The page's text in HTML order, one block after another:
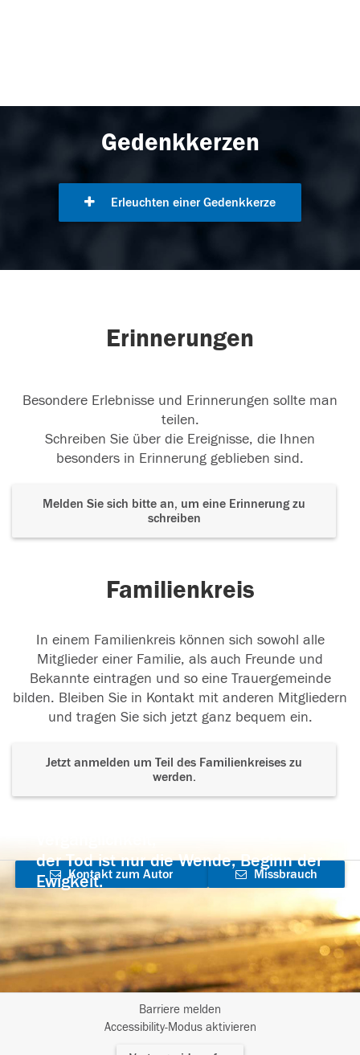
Gedenkkerzen
Erleuchten einer Gedenkkerze
Erinnerungen
Besondere Erlebnisse und Erinnerungen sollte man
teilen.
Schreiben Sie über die Ereignisse, die Ihnen
besonders in Erinnerung geblieben sind.
Melden Sie sich bitte an, um eine Erinnerung zu
schreiben
Familienkreis
In einem Familienkreis können sich sowohl alle
Mitglieder einer Familie, als auch Freunde und
Bekannte eintragen und so eine Trauergemeinde
bilden. Bleiben Sie in Kontakt mit anderen Mitgliedern
und tragen Sie sich jetzt ganz bequem ein.
Jetzt anmelden um Teil des Familienkreises zu
werden.
der Tod ist nur die Wende, Beginn der
Ewigkeit.
Kontakt zum Autor
aufnehmen
Missbrauch
Barriere melden
Accessibility-Modus aktivieren